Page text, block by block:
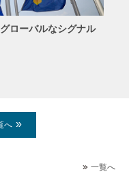
ローバルなシグナル
へ
一覧へ